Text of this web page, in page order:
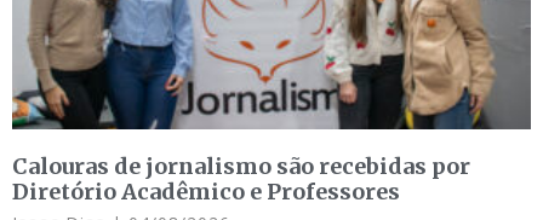
Calouras de jornalismo são recebidas por
Diretório Acadêmico e Professores